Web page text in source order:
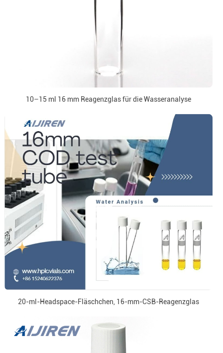
10–15 ml 16 mm Reagenzglas für die Wasseranalyse
20-ml-Headspace-Fläschchen, 16-mm-CSB-Reagenzglas